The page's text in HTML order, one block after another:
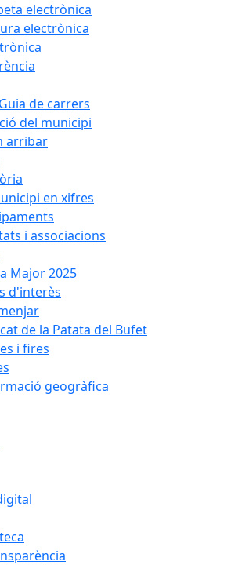
electrònica
electrònica
de carrers
del municipi
arribar
en xifres
i associacions
Major 2025
d'interès
de la Patata del Bufet
i fires
geogràfica